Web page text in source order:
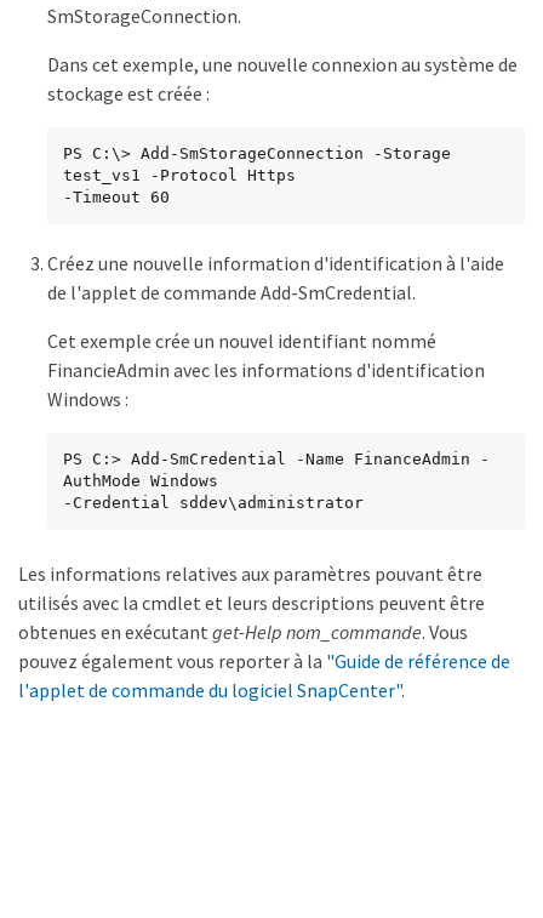
SmStorageConnection.
Dans cet exemple, une nouvelle connexion au système de
stockage est créée :
PS C:\> Add-SmStorageConnection -Storage
test_vs1 -Protocol Https
-Timeout 60
Créez une nouvelle information d'identification à l'aide
de l'applet de commande Add-SmCredential.
Cet exemple crée un nouvel identifiant nommé
FinancieAdmin avec les informations d'identification
Windows :
PS C:> Add-SmCredential -Name FinanceAdmin -
AuthMode Windows
-Credential sddev\administrator
Les informations relatives aux paramètres pouvant être
utilisés avec la cmdlet et leurs descriptions peuvent être
obtenues en exécutant get-Help nom_commande. Vous
pouvez également vous reporter à la "Guide de référence de
l'applet de commande du logiciel SnapCenter".